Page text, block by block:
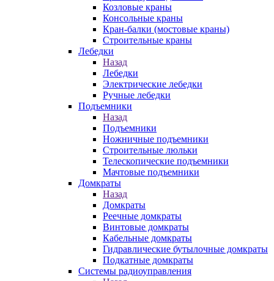
Козловые краны
Консольные краны
Кран-балки (мостовые краны)
Строительные краны
Лебедки
Назад
Лебедки
Электрические лебедки
Ручные лебедки
Подъемники
Назад
Подъемники
Ножничные подъемники
Строительные люльки
Телескопические подъемники
Мачтовые подъемники
Домкраты
Назад
Домкраты
Реечные домкраты
Винтовые домкраты
Кабельные домкраты
Гидравлические бутылочные домкраты
Подкатные домкраты
Системы радиоуправления